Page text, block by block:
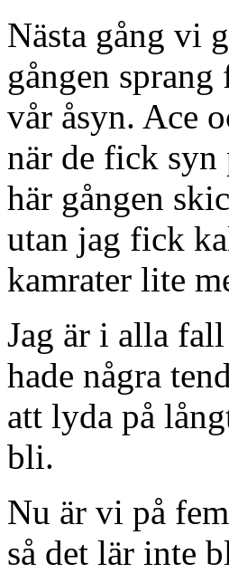
Nästa gång vi
gången
vår åsyn. Ace
när de fick syn
här gången
utan jag fick
kamrater lite
Jag är i alla
hade några
att lyda på
bli.
Nu är vi på
så det lär inte